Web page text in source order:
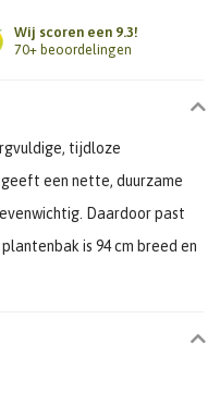
Wij scoren een 9.3!
70+ beoordelingen
tijdloze
een nette, duurzame
Daardoor past
is 94 cm breed en